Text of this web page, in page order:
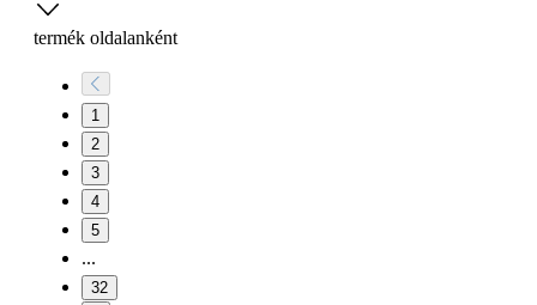
termék oldalanként
1
2
3
4
5
...
32